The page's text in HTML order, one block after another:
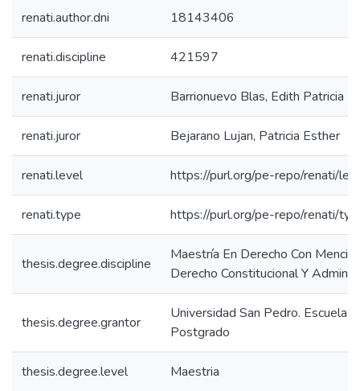
renati.author.dni 18143406
renati.discipline 421597
renati.juror Barrionuevo Blas, Edith Patricia
renati.juror Bejarano Lujan, Patricia Esther
renati.level https://purl.org/pe-repo/renati/
renati.type https://purl.org/pe-repo/renati/
thesis.degree.discipline
Maestría En Derecho Con
Derecho Constitucional Y
thesis.degree.grantor
Universidad San Pedro. Escuela
Postgrado
thesis.degree.level Maestria